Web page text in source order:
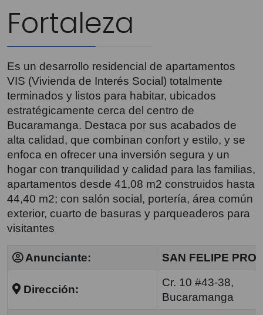
Fortaleza
Es un desarrollo residencial de apartamentos
VIS (Vivienda de Interés Social) totalmente
terminados y listos para habitar, ubicados
estratégicamente cerca del centro de
Bucaramanga. Destaca por sus acabados de
alta calidad, que combinan confort y estilo, y se
enfoca en ofrecer una inversión segura y un
hogar con tranquilidad y calidad para las familias,
apartamentos desde 41,08 m2 construidos hasta
44,40 m2; con salón social, portería, área común
exterior, cuarto de basuras y parqueaderos para
visitantes
Anunciante: SAN FELIPE
Dirección:
Cr. 10 #43-38,
Bucaramanga